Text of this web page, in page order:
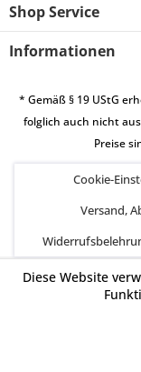
Shop Service
Informationen
* Gemäß § 19 UStG
folglich auch nicht
Preise
Cookie-
Versand,
Diese Website